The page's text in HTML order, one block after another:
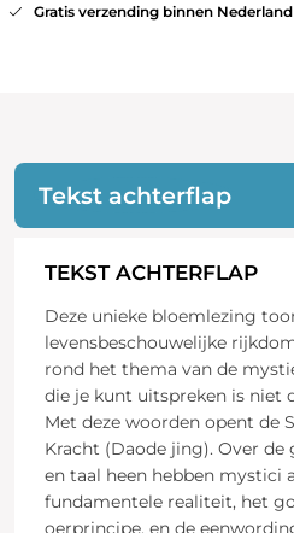
Gratis verzending binnen Nederland
Tekst achterflap
TEKST ACHTERFLAP
Deze unieke bloemlezing
levensbeschouwelijke
rond het thema van de
die je kunt uitspreken is niet
Met deze woorden opent de
Kracht (Daode jing). Over
en taal heen hebben mystici
fundamentele realiteit, het
oerprincipe, en de